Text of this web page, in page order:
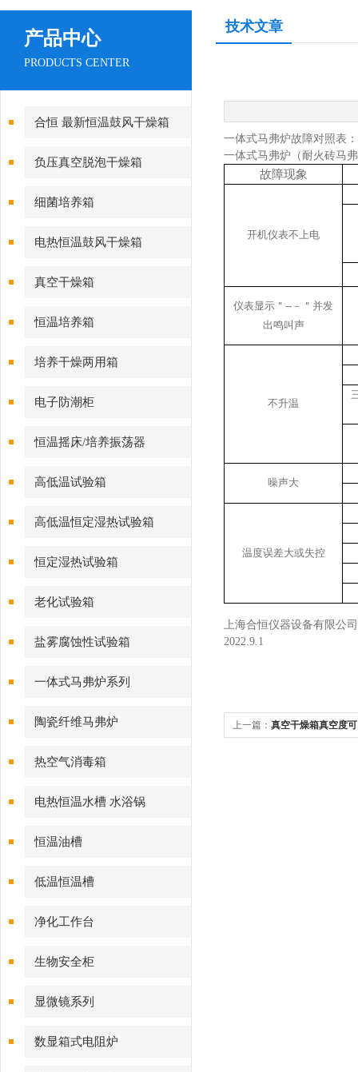
产品中心
PRODUCTS CENTER
合恒 最新恒温鼓风干燥箱
负压真空脱泡干燥箱
细菌培养箱
电热恒温鼓风干燥箱
真空干燥箱
恒温培养箱
培养干燥两用箱
电子防潮柜
恒温摇床/培养振荡器
高低温试验箱
高低温恒定湿热试验箱
恒定湿热试验箱
老化试验箱
盐雾腐蚀性试验箱
一体式马弗炉系列
陶瓷纤维马弗炉
热空气消毒箱
电热恒温水槽 水浴锅
恒温油槽
低温恒温槽
净化工作台
生物安全柜
显微镜系列
数显箱式电阻炉
技术文章
一体式马弗炉故障对照表：
一体式马弗炉（耐火砖马
故障现象
开机仪表不上电
仪表显示＂--－＂并发
出鸣叫声
不升温
噪声大
温度误差大或失控
上海合恒仪器设备有限公司
2022.9.1
上一篇： 真空干燥箱真空度